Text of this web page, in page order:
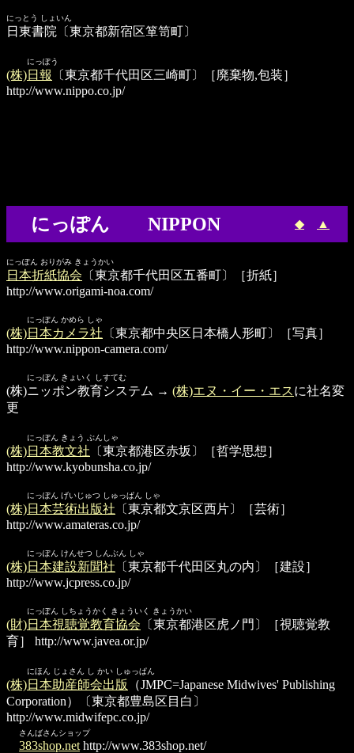
にっとう しょいん
日東書院 〔東京都新宿区箪笥町〕
にっぽう
(株)日報
〔東京都千代田区三崎町〕［廃棄物,包装］
http://www.nippo.co.jp/
にっぽん NIPPON ◆ ▲
にっぽん おりがみ きょうかい
日本折紙協会 〔東京都千代田区五番町〕［折紙］
http://www.origami-noa.com/
にっぽん かめら しゃ
(株)日本カメラ社 〔東京都中央区日本橋人形町〕［写真］
http://www.nippon-camera.com/
にっぽん きょいく しすてむ
(株)ニッポン教育システム → (株)エヌ・イー・エスに社名変
更
にっぽん きょう ぶんしゃ
(株)日本教文社 〔東京都港区赤坂〕［哲学思想］
http://www.kyobunsha.co.jp/
にっぽん げいじゅつ しゅっぱん しゃ
(株)日本芸術出版社 〔東京都文京区西片〕［芸術］
http://www.amateras.co.jp/
にっぽん けんせつ しんぶん しゃ
(株)日本建設新聞社 〔東京都千代田区丸の内〕［建設］
http://www.jcpress.co.jp/
にっぽん しちょうかく きょういく きょうかい
(財)日本視聴覚教育協会 〔東京都港区虎ノ門〕［視聴覚教
育］
http://www.javea.or.jp/
にほん じょさん し かい しゅっぱん
(株)日本助産師会出版
（JMPC=Japanese Midwives' Publishing
Corporation）〔東京都豊島区目白〕
http://www.midwifepc.co.jp/
さんばさんショップ
383shop.net http://www.383shop.net/